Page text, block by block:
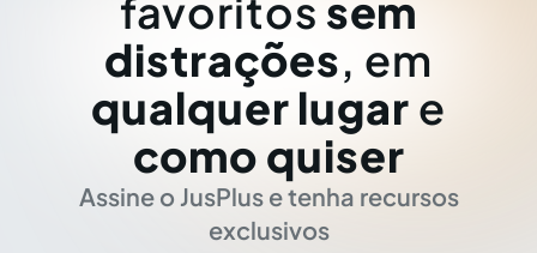
favoritos sem
distrações, em
qualquer lugar e
como quiser
Assine o JusPlus e tenha recursos
exclusivos